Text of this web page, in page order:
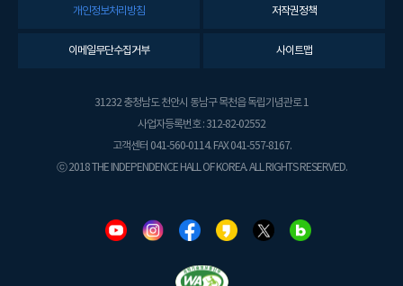
개인정보처리방침 저작권정책
이메일무단수집거부 사이트맵
31232 충청남도 천안시 동남구 목천읍 독립기념관로 1
사업자등록번호 : 312-82-02552
고객센터 041-560-0114. FAX 041-557-8167.
ⓒ 2018 THE INDEPENDENCE HALL OF KOREA. ALL RIGHTS RESERVED.